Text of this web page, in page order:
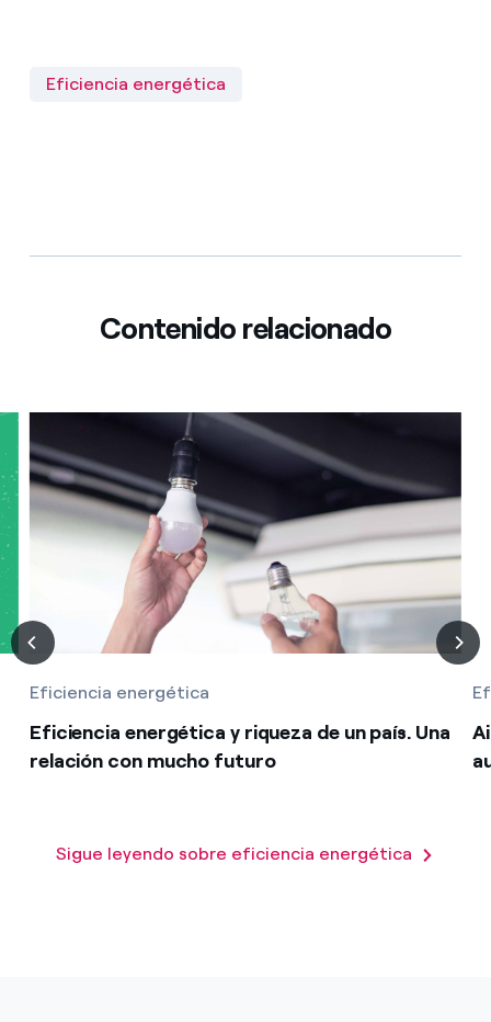
Eficiencia energética
Contenido relacionado
Eficiencia energética
Eficiencia energética y riqueza de un país. Una
relación con mucho futuro
Sigue leyendo sobre eficiencia energética